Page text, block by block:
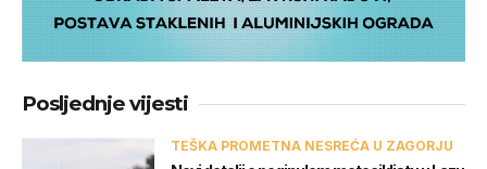
Posljednje vijesti
TEŠKA PROMETNA NESREĆA U ZAGORJU